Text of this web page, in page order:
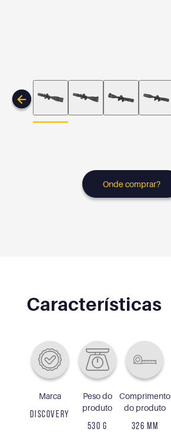
Onde comprar?
Características
Marca
DISCOVERY
Peso do
produto
530 G
Comprimento
do produto
326 MM